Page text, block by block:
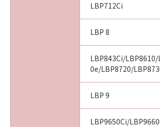
LBP712Ci
LBP 8
LBP843Ci/
0e/LBP8720/
LBP 9
LBP9650Ci/